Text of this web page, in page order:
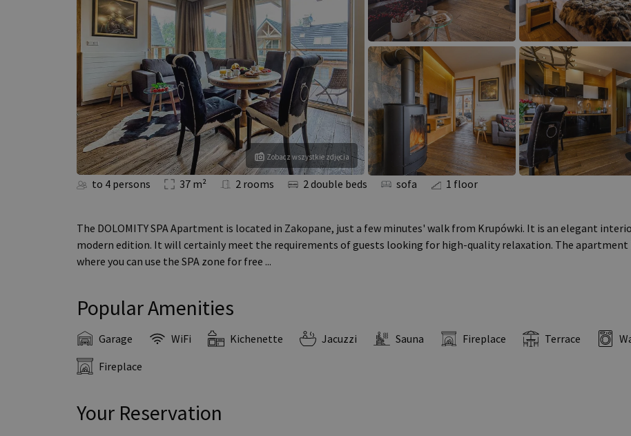
Zobacz wszystkie zdjęcia
to 4 persons 37 m² 2 rooms 2 double beds sofa 1 floor
The DOLOMITY SPA Apartment is located in Zakopane, just a few minutes' walk from Krupówki. It is an elegant
modern edition. It will certainly meet the requirements of guests looking for high-quality relaxation. The
where you can use the SPA zone for free ...
Popular Amenities
Garage WiFi Kichenette Jacuzzi Sauna Fireplace Terrace
Fireplace
Your Reservation